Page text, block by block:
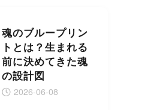
魂のブループリン
トとは？生まれる
前に決めてきた魂
の設計図
2026-06-08